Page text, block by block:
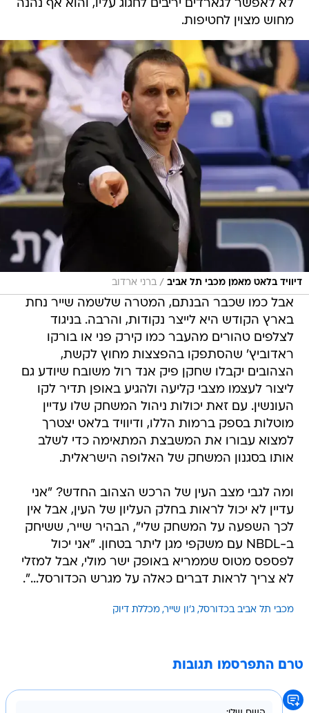
לא לאפשר לגארדים יריבים לחגוג עליו, והוא אף נהנה
מחוש מצוין לחטיפות.
דיוויד בלאט מאמן מכבי תל אביב / ברני ארדוב
אבל כמו שכבר הבנתם, המטרה שלשמה שייר נחת
בארץ הקודש היא לייצר נקודות, והרבה. בניגוד
לצלפים טהורים מהעבר כמו קירק פני או בורקו
ראדוביץ' שהסתפקו בהפצצות מחוץ לקשת,
הצהובים יקבלו שחקן פיק אנד רול משובח שיודע גם
ליצור לעצמו מצבי קליעה ולהגיע באופן תדיר לקו
העונשין. עם זאת יכולות ניהול המשחק שלו עדיין
מוטלות בספק ברמות הללו, ודיוויד בלאט יצטרך
למצוא עבורו את המשבצת המתאימה כדי לשלב
אותו בסגנון המשחק של האלופה הישראלית.
ומה לגבי מצב העין של הרכש הצהוב החדש? "אני
עדיין לא יכול לראות בחלק העליון של העין, אבל אין
לכך השפעה על המשחק שלי", הבהיר שייר, ששיחק
ב-NBDL עם משקפי מגן ליתר בטחון. "אני יכול
לפספס מטוס שממריא באופק ישר מולי, אבל למזלי
לא צריך לראות דברים כאלה על מגרש הכדורסל...".
מכבי תל אביב בכדורסל ג'ון שייר מכללת דיוק
טרם התפרסמו תגובות